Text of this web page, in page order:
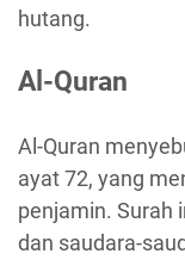
hutang.
Al-Quran
Al-Quran
ayat 72, yang
penjamin. Surah
dan saudara-